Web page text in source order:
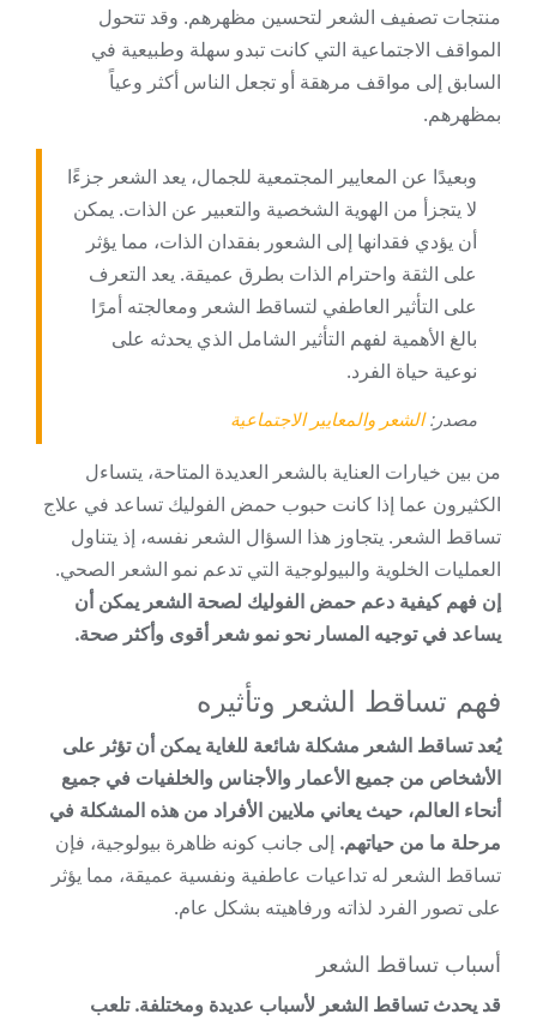
منتجات تصفيف الشعر لتحسين مظهرهم. وقد تتحول
المواقف الاجتماعية التي كانت تبدو سهلة وطبيعية في
السابق إلى مواقف مرهقة أو تجعل الناس أكثر وعياً
بمظهرهم.
وبعيدًا عن المعايير المجتمعية للجمال، يعد الشعر جزءًا
لا يتجزأ من الهوية الشخصية والتعبير عن الذات. يمكن
أن يؤدي فقدانها إلى الشعور بفقدان الذات، مما يؤثر
على الثقة واحترام الذات بطرق عميقة. يعد التعرف
على التأثير العاطفي لتساقط الشعر ومعالجته أمرًا
بالغ الأهمية لفهم التأثير الشامل الذي يحدثه على
نوعية حياة الفرد.
مصدر:الشعر والمعايير الاجتماعية
من بين خيارات العناية بالشعر العديدة المتاحة، يتساءل
الكثيرون عما إذا كانت حبوب حمض الفوليك تساعد في علاج
تساقط الشعر. يتجاوز هذا السؤال الشعر نفسه، إذ يتناول
العمليات الخلوية والبيولوجية التي تدعم نمو الشعر الصحي.
إن فهم كيفية دعم حمض الفوليك لصحة الشعر يمكن أن
يساعد في توجيه المسار نحو نمو شعر أقوى وأكثر صحة.
فهم تساقط الشعر وتأثيره
يُعد تساقط الشعر مشكلة شائعة للغاية يمكن أن تؤثر على
الأشخاص من جميع الأعمار والأجناس والخلفيات في جميع
أنحاء العالم، حيث يعاني ملايين الأفراد من هذه المشكلة في
مرحلة ما من حياتهم. إلى جانب كونه ظاهرة بيولوجية، فإن
تساقط الشعر له تداعيات عاطفية ونفسية عميقة، مما يؤثر
على تصور الفرد لذاته ورفاهيته بشكل عام.
أسباب تساقط الشعر
قد يحدث تساقط الشعر لأسباب عديدة ومختلفة. تلعب